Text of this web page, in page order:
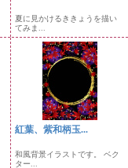
夏に見かけるききょうを描い
てみま...
紅葉、紫和柄玉...
和風背景イラストです。 ベク
ター...